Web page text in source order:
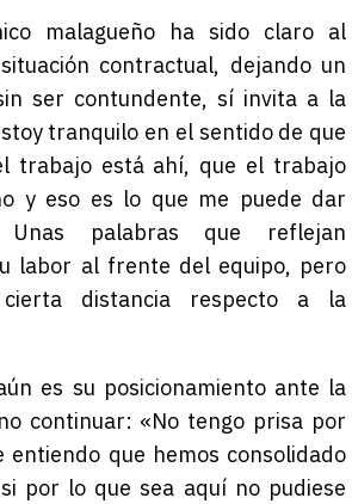
malagueño ha sido claro al
contractual, dejando un
ser contundente, sí invita a la
tranquilo en el sentido de que
trabajo está ahí, que el trabajo
y eso es lo que me puede dar
Unas palabras que reflejan
labor al frente del equipo, pero
distancia respecto a la
es su posicionamiento ante la
continuar: «No tengo prisa por
entiendo que hemos consolidado
por lo que sea aquí no pudiese